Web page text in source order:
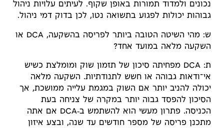
נכונים ולמדוד תמורות באופן שקוף. לעיתים עלויות ניהול
גבוהות יכולות לפגוע בתשואה נטו, לכן בדוק דמי ניהול.
ש: מהי השיטה הטובה ביותר לפריסה בהשקעה, DCA או
השקעה מלאה במועד אחד?
ת: DCA מפחיתה סיכון של תזמון שוק ומומלצת כשיש
אי־ודאות גבוהה או חשש לתנודתיות. השקעה מלאה
יכולה להניב יותר אם השוק במגמת עלייה ממושכת, אך
הסיכון להפסד גבוה יותר במקרה של צניחה בעת
הכניסה. פתרון מעשי הוא להשתמש ב‑DCA אם אתה
מתכנן פריסה של מספר חודשים עד שנה, ובצע איזון